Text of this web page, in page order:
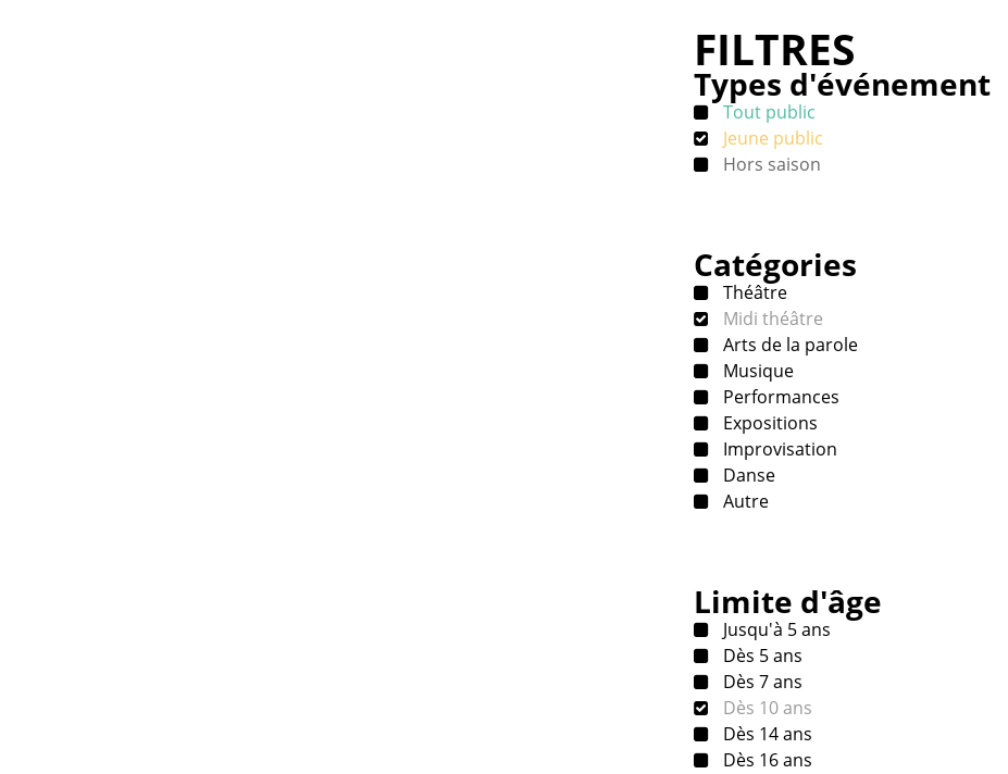
FILTRES
Types d'événement
Tout public
Jeune public
Hors saison
Catégories
Théâtre
Midi théâtre
Arts de la parole
Musique
Performances
Expositions
Improvisation
Danse
Autre
Limite d'âge
Jusqu'à 5 ans
Dès 5 ans
Dès 7 ans
Dès 10 ans
Dès 14 ans
Dès 16 ans